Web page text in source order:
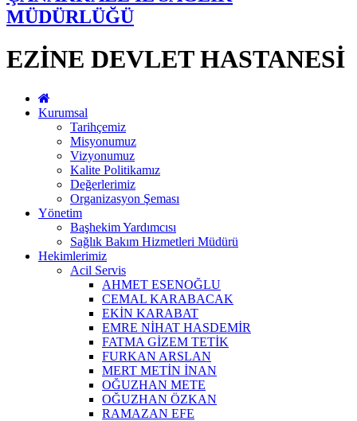
MÜDÜRLÜĞÜ
EZİNE DEVLET HASTANESİ
Kurumsal
Tarihçemiz
Misyonumuz
Vizyonumuz
Kalite Politikamız
Değerlerimiz
Organizasyon Şeması
Yönetim
Başhekim Yardımcısı
Sağlık Bakım Hizmetleri Müdürü
Hekimlerimiz
Acil Servis
AHMET ESENOĞLU
CEMAL KARABACAK
EKİN KARABAT
EMRE NİHAT HASDEMİR
FATMA GİZEM TETİK
FURKAN ARSLAN
MERT METİN İNAN
OĞUZHAN METE
OĞUZHAN ÖZKAN
RAMAZAN EFE